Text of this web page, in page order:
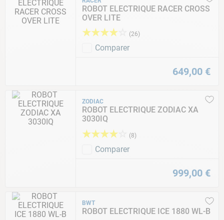
ROBOT ELECTRIQUE RACER CROSS
OVER LITE
★★★★ (26)
Comparer
649,00 €
ZODIAC
ROBOT ELECTRIQUE ZODIAC XA
3030IQ
★★★★ (8)
Comparer
999,00 €
BWT
ROBOT ELECTRIQUE ICE 1880 WL-B